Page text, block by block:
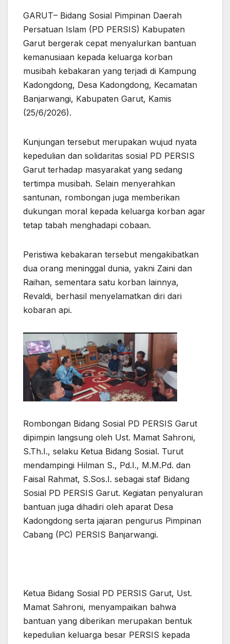
GARUT– Bidang Sosial Pimpinan Daerah
Persatuan Islam (PD PERSIS) Kabupaten
Garut bergerak cepat menyalurkan bantuan
kemanusiaan kepada keluarga korban
musibah kebakaran yang terjadi di Kampung
Kadongdong, Desa Kadongdong, Kecamatan
Banjarwangi, Kabupaten Garut, Kamis
(25/6/2026).
Kunjungan tersebut merupakan wujud nyata
kepedulian dan solidaritas sosial PD PERSIS
Garut terhadap masyarakat yang sedang
tertimpa musibah. Selain menyerahkan
santunan, rombongan juga memberikan
dukungan moral kepada keluarga korban agar
tetap tabah menghadapi cobaan.
Peristiwa kebakaran tersebut mengakibatkan
dua orang meninggal dunia, yakni Zaini dan
Raihan, sementara satu korban lainnya,
Revaldi, berhasil menyelamatkan diri dari
kobaran api.
Rombongan Bidang Sosial PD PERSIS Garut
dipimpin langsung oleh Ust. Mamat Sahroni,
S.Th.I., selaku Ketua Bidang Sosial. Turut
mendampingi Hilman S., Pd.I., M.M.Pd. dan
Faisal Rahmat, S.Sos.I. sebagai staf Bidang
Sosial PD PERSIS Garut. Kegiatan penyaluran
bantuan juga dihadiri oleh aparat Desa
Kadongdong serta jajaran pengurus Pimpinan
Cabang (PC) PERSIS Banjarwangi.
Ketua Bidang Sosial PD PERSIS Garut, Ust.
Mamat Sahroni, menyampaikan bahwa
bantuan yang diberikan merupakan bentuk
kepedulian keluarga besar PERSIS kepada